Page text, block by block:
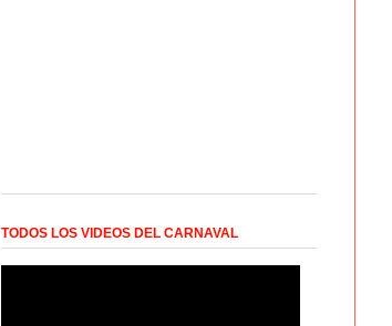
TODOS LOS VIDEOS DEL CARNAVAL